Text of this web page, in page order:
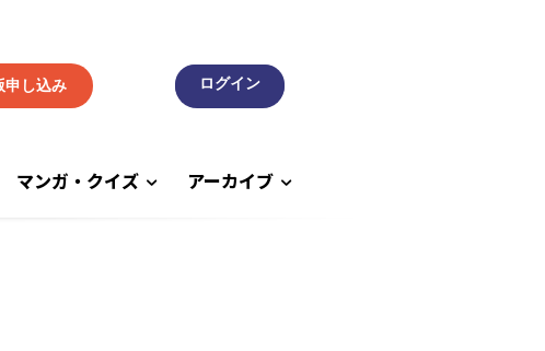
申し込み
マンガ・クイズ アーカイブ